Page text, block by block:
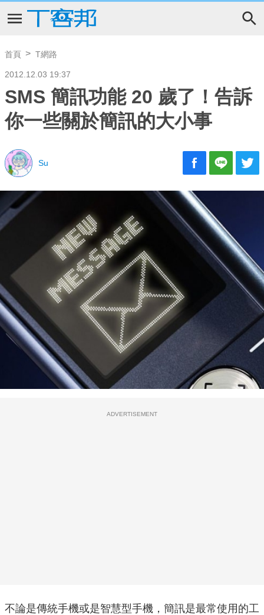
首頁 T網路
2012.12.03 19:37
SMS 簡訊功能 20 歲了！告訴
你一些關於簡訊的大小事
Su
ADVERTISEMENT
不論是傳統手機或是智慧型手機，簡訊是最常使用的工